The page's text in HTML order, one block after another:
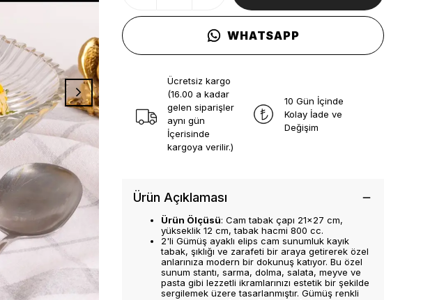
WHATSAPP
Ücretsiz kargo
(16.00 a kadar
gelen siparişler
aynı gün
İçerisinde
kargoya verilir.)
10 Gün İçinde
Kolay İade ve
Değişim
Ürün Açıklaması
Ürün Ölçüsü: Cam tabak çapı 21x27 cm,
yükseklik 12 cm, tabak hacmi 800 cc.
2'li Gümüş ayaklı elips cam sunumluk kayık
tabak, şıklığı ve zarafeti bir araya getirerek özel
anlarınıza modern bir dokunuş katıyor. Bu özel
sunum stantı, sarma, dolma, salata, meyve ve
pasta gibi lezzetli ikramlarınızı estetik bir şekilde
sergilemek üzere tasarlanmıştır. Gümüş renkli